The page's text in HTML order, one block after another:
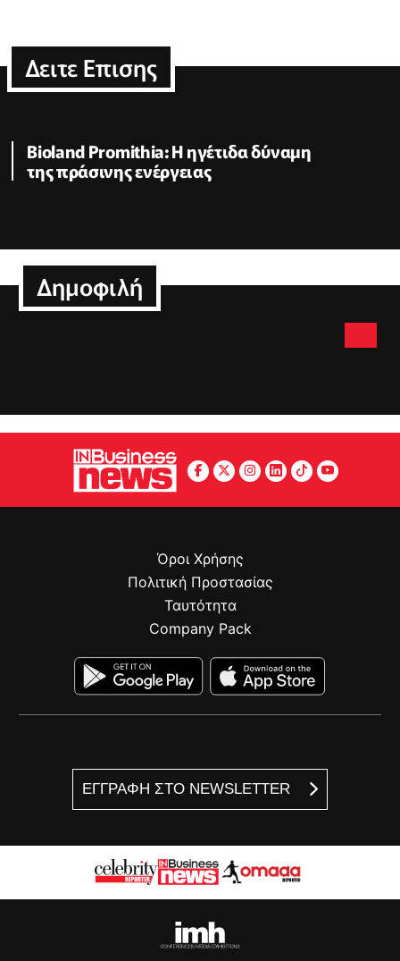
Δειτε Επισης
Bioland Promithia: Η ηγέτιδα δύναμη
της πράσινης ενέργειας
Δημοφιλή
ΕΓΓΡΑΦΗ ΣΤΟ NEWSLETTER
Όροι Χρήσης
Πολιτική Προστασίας
Ταυτότητα
Company Pack